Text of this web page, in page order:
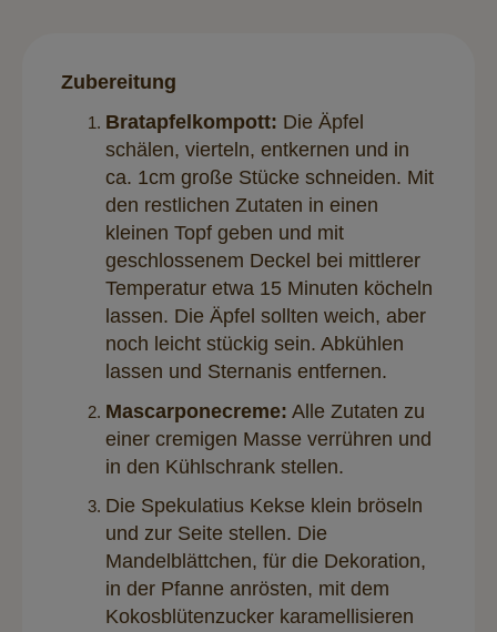
Zubereitung
Bratapfelkompott: Die Äpfel
schälen, vierteln, entkernen und in
ca. 1cm große Stücke schneiden. Mit
den restlichen Zutaten in einen
kleinen Topf geben und mit
geschlossenem Deckel bei mittlerer
Temperatur etwa 15 Minuten köcheln
lassen. Die Äpfel sollten weich, aber
noch leicht stückig sein. Abkühlen
lassen und Sternanis entfernen.
Mascarponecreme: Alle Zutaten zu
einer cremigen Masse verrühren und
in den Kühlschrank stellen.
Die Spekulatius Kekse klein bröseln
und zur Seite stellen. Die
Mandelblättchen, für die Dekoration,
in der Pfanne anrösten, mit dem
Kokosblütenzucker karamellisieren